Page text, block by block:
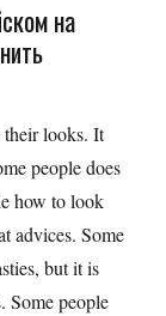
на
their looks. It
people does
how to look
advices. Some
but it is
Some people